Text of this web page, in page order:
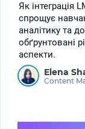
Як інтеграція
спрощує
аналітику та
обґрунтовані
аспекти.
Elena
Content